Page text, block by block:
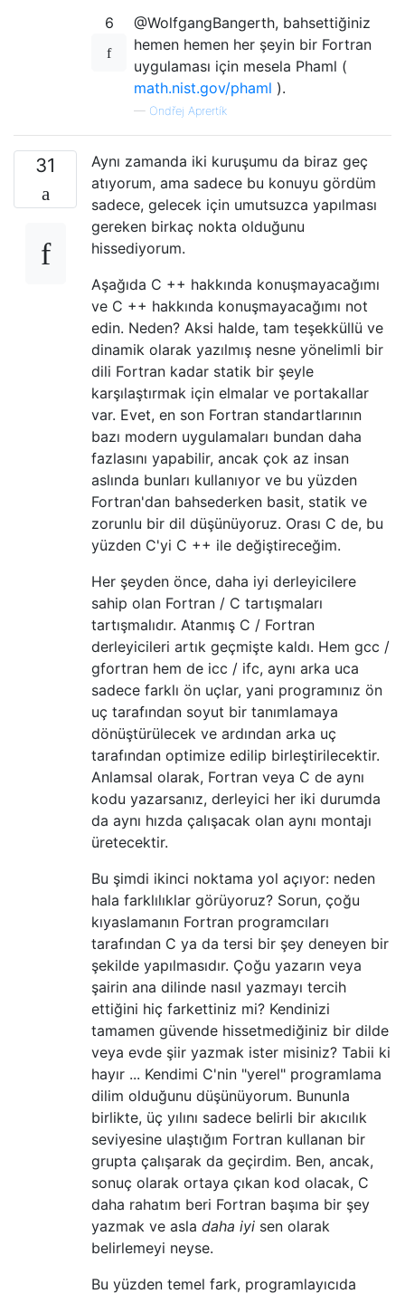
6
@WolfgangBangerth, bahsettiğiniz
hemen hemen her şeyin bir Fortran
uygulaması için mesela Phaml (
math.nist.gov/phaml ).
— Ondřej Aprertík
31
Aynı zamanda iki kuruşumu da biraz geç
atıyorum, ama sadece bu konuyu gördüm
sadece, gelecek için umutsuzca yapılması
gereken birkaç nokta olduğunu
hissediyorum.
Aşağıda C ++ hakkında konuşmayacağımı
ve C ++ hakkında konuşmayacağımı not
edin. Neden? Aksi halde, tam teşekküllü ve
dinamik olarak yazılmış nesne yönelimli bir
dili Fortran kadar statik bir şeyle
karşılaştırmak için elmalar ve portakallar
var. Evet, en son Fortran standartlarının
bazı modern uygulamaları bundan daha
fazlasını yapabilir, ancak çok az insan
aslında bunları kullanıyor ve bu yüzden
Fortran'dan bahsederken basit, statik ve
zorunlu bir dil düşünüyoruz. Orası C de, bu
yüzden C'yi C ++ ile değiştireceğim.
Her şeyden önce, daha iyi derleyicilere
sahip olan Fortran / C tartışmaları
tartışmalıdır. Atanmış C / Fortran
derleyicileri artık geçmişte kaldı. Hem gcc /
gfortran hem de icc / ifc, aynı arka uca
sadece farklı ön uçlar, yani programınız ön
uç tarafından soyut bir tanımlamaya
dönüştürülecek ve ardından arka uç
tarafından optimize edilip birleştirilecektir.
Anlamsal olarak, Fortran veya C de aynı
kodu yazarsanız, derleyici her iki durumda
da aynı hızda çalışacak olan aynı montajı
üretecektir.
Bu şimdi ikinci noktama yol açıyor: neden
hala farklılıklar görüyoruz? Sorun, çoğu
kıyaslamanın Fortran programcıları
tarafından C ya da tersi bir şey deneyen bir
şekilde yapılmasıdır. Çoğu yazarın veya
şairin ana dilinde nasıl yazmayı tercih
ettiğini hiç farkettiniz mi? Kendinizi
tamamen güvende hissetmediğiniz bir dilde
veya evde şiir yazmak ister misiniz? Tabii ki
hayır ... Kendimi C'nin "yerel" programlama
dilim olduğunu düşünüyorum. Bununla
birlikte, üç yılını sadece belirli bir akıcılık
seviyesine ulaştığım Fortran kullanan bir
grupta çalışarak da geçirdim. Ben, ancak,
sonuç olarak ortaya çıkan kod olacak, C
daha rahatım beri Fortran başıma bir şey
yazmak ve asla daha iyi sen olarak
belirlemeyi neyse.
Bu yüzden temel fark, programlayıcıda